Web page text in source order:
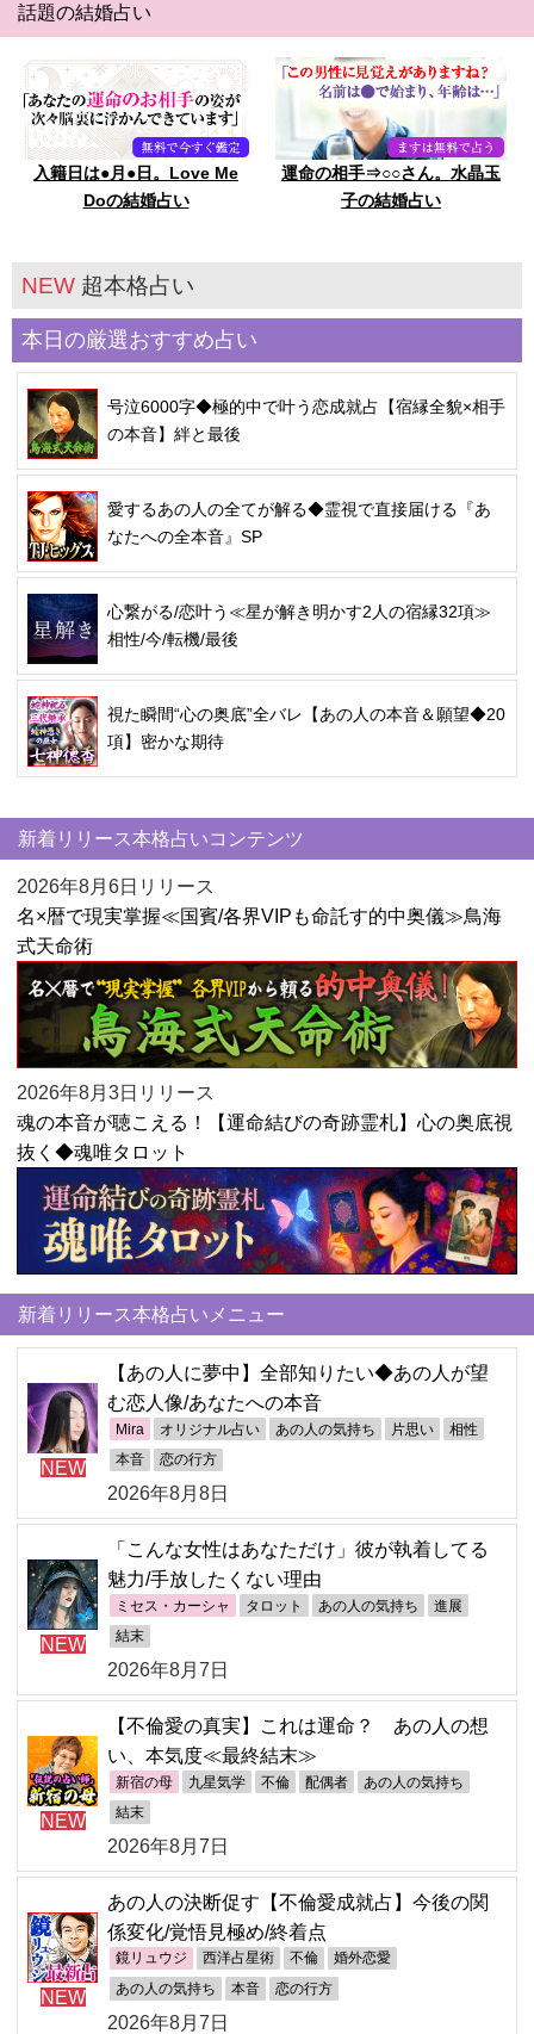
話題の結婚占い
入籍日は●月●日。Love Me
Doの結婚占い
運命の相手⇒○○さん。水晶玉
子の結婚占い
NEW 超本格占い
本日の厳選おすすめ占い
号泣6000字◆極的中で叶う恋成就占【宿縁全貌×相手
の本音】絆と最後
愛するあの人の全てが解る◆霊視で直接届ける『あ
なたへの全本音』SP
心繋がる/恋叶う≪星が解き明かす2人の宿縁32項≫
相性/今/転機/最後
視た瞬間“心の奥底”全バレ【あの人の本音＆願望◆20
項】密かな期待
新着リリース本格占いコンテンツ
2026年8月6日リリース
名×暦で現実掌握≪国賓/各界VIPも命託す的中奥儀≫鳥海
式天命術
2026年8月3日リリース
魂の本音が聴こえる！【運命結びの奇跡霊札】心の奥底視
抜く◆魂唯タロット
新着リリース本格占いメニュー
NEW
【あの人に夢中】全部知りたい◆あの人が望
む恋人像/あなたへの本音
Mira オリジナル占い あの人の気持ち 片思い 相性
本音 恋の行方
2026年8月8日
NEW
「こんな女性はあなただけ」彼が執着してる
魅力/手放したくない理由
ミセス・カーシャ タロット あの人の気持ち 進展
結末
2026年8月7日
NEW
【不倫愛の真実】これは運命？ あの人の想
い、本気度≪最終結末≫
新宿の母 九星気学 不倫 配偶者 あの人の気持ち
結末
2026年8月7日
NEW
あの人の決断促す【不倫愛成就占】今後の関
係変化/覚悟見極め/終着点
鏡リュウジ 西洋占星術 不倫 婚外恋愛
あの人の気持ち 本音 恋の行方
2026年8月7日